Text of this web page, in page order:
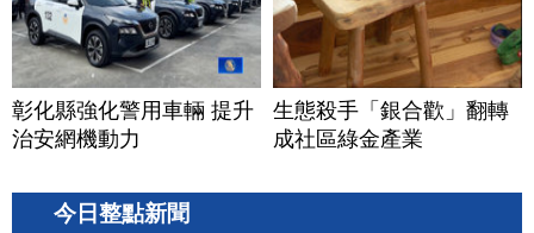
彰化縣強化警用車輛 提升
治安網機動力
生態殺手「銀合歡」翻轉
成社區綠金產業
今日整點新聞